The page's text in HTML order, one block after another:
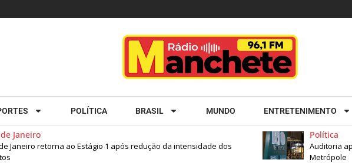
POLÍTICA BRASIL MUNDO ENTRETENIMENTO
Janeiro retorna ao Estágio 1 após redução da intensidade dos
Política
Auditoria
Metrópole